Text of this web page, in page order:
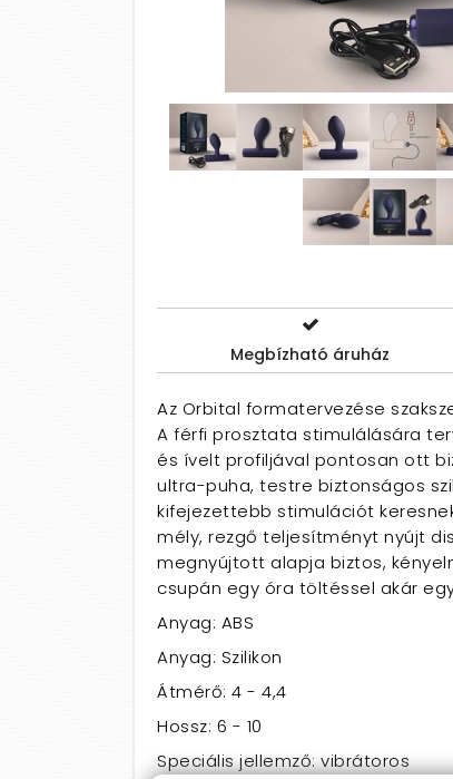
Megbízható áruház
Az Orbital formatervezése
A férfi prosztata stimulálására
és ívelt profiljával pontosan ott
ultra-puha, testre biztonságos
kifejezettebb stimulációt
mély, rezgő teljesítményt nyújt
megnyújtott alapja biztos,
csupán egy óra töltéssel akár
Anyag: ABS
Anyag: Szilikon
Átmérő: 4 - 4,4
Hossz: 6 - 10
Speciális jellemző: vibrátoros